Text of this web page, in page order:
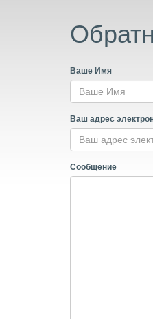
Ваше Имя
Ваш адрес
Сообщение